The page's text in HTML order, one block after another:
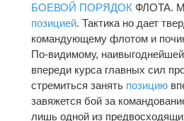
БОЕВОЙ ПОРЯДОК ФЛОТА.
позицией. Тактика но дает
командующему флотом и
По-видимому,
впереди курса главных сил
стремиться занять позицию
завяжется бой за
лишь одной из